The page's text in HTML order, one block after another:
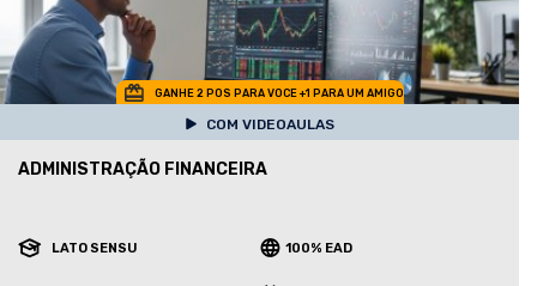
GANHE 2 POS PARA VOCE +1 PARA UM AMIGO
COM VIDEOAULAS
ADMINISTRAÇÃO FINANCEIRA
LATO SENSU 100% EAD